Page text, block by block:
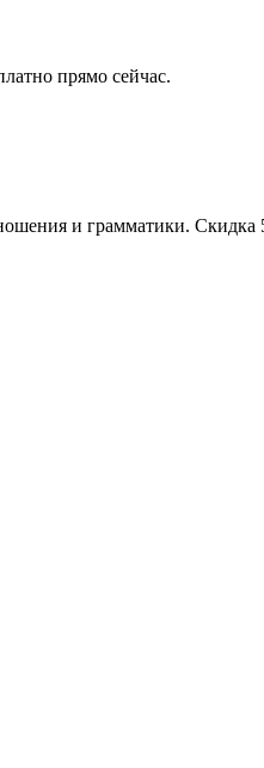
прямо сейчас.
и грамматики. Скидка